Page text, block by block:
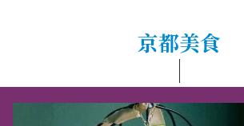
京都美食